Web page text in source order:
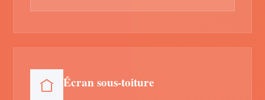
Écran sous-toiture